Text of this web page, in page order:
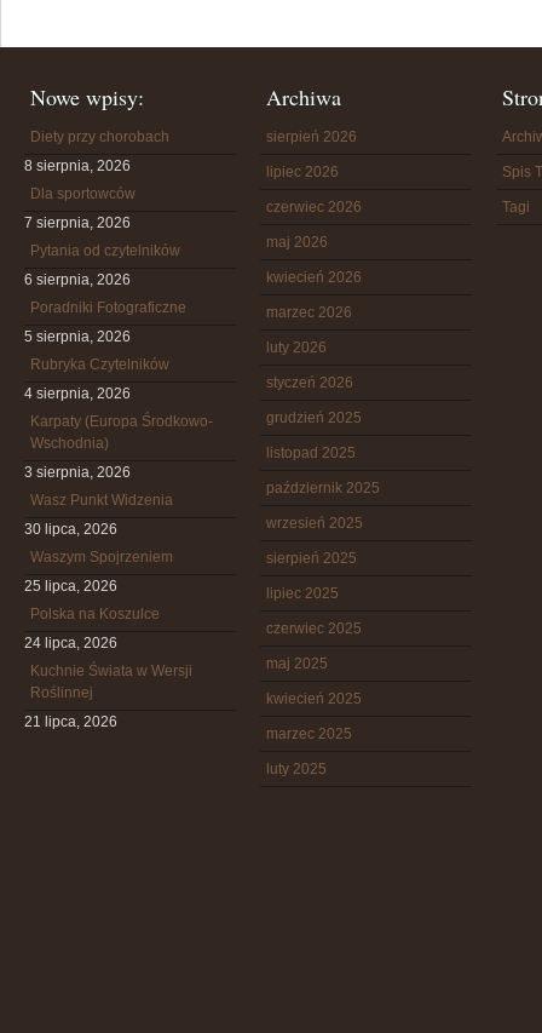
Nowe wpisy:
Diety przy chorobach
8 sierpnia, 2026
Dla sportowców
7 sierpnia, 2026
Pytania od czytelników
6 sierpnia, 2026
Poradniki Fotograficzne
5 sierpnia, 2026
Rubryka Czytelników
4 sierpnia, 2026
Karpaty (Europa Środkowo-
Wschodnia)
3 sierpnia, 2026
Wasz Punkt Widzenia
30 lipca, 2026
Waszym Spojrzeniem
25 lipca, 2026
Polska na Koszulce
24 lipca, 2026
Kuchnie Świata w Wersji
Roślinnej
21 lipca, 2026
Archiwa
sierpień 2026
lipiec 2026
czerwiec 2026
maj 2026
kwiecień 2026
marzec 2026
luty 2026
styczeń 2026
grudzień 2025
listopad 2025
październik 2025
wrzesień 2025
sierpień 2025
lipiec 2025
czerwiec 2025
maj 2025
kwiecień 2025
marzec 2025
luty 2025
Spis
Tagi